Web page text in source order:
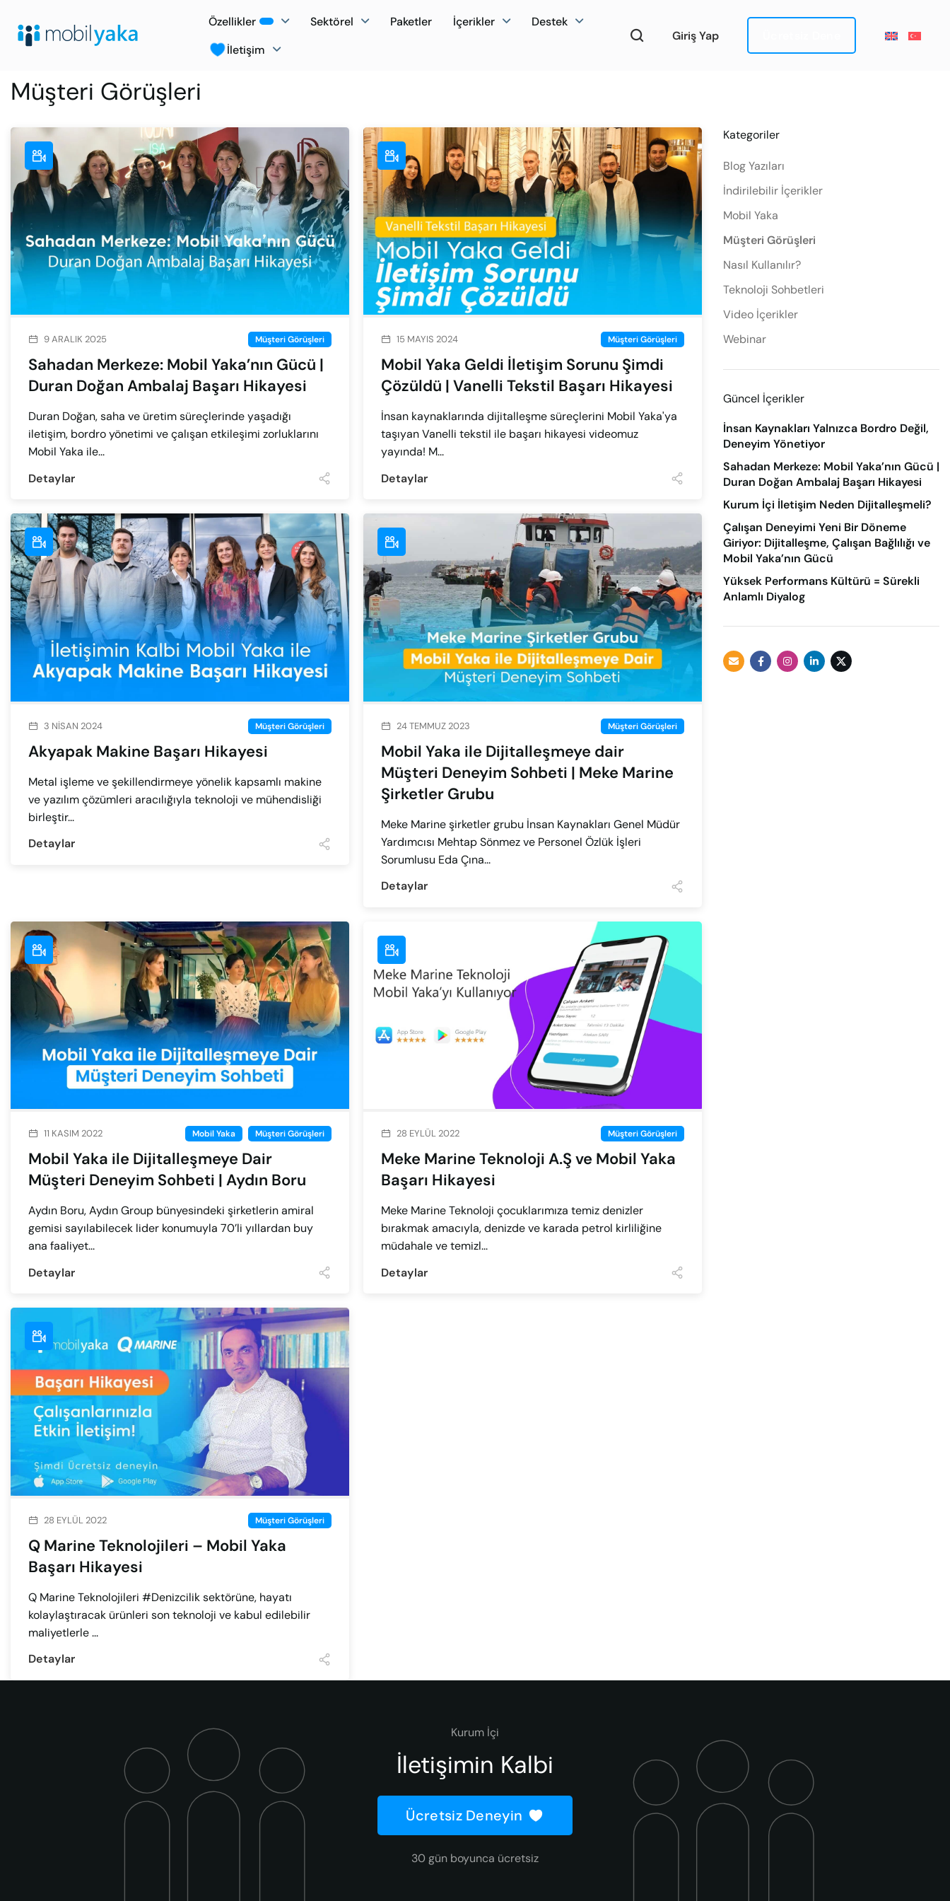
Özellikler Sektörel Paketler İçerikler
Destek
İletişim
Giriş Yap
Müşteri Görüşleri
9 ARALIK 2025 Müşteri Görüşleri
Sahadan Merkeze: Mobil Yaka’nın Gücü |
Duran Doğan Ambalaj Başarı Hikayesi
Duran Doğan, saha ve üretim süreçlerinde yaşadığı
iletişim, bordro yönetimi ve çalışan etkileşimi zorluklarını
Mobil Yaka ile...
Detaylar
15 MAYIS 2024 Müşteri Görüşleri
Mobil Yaka Geldi İletişim Sorunu Şimdi
Çözüldü | Vanelli Tekstil Başarı Hikayesi
İnsan kaynaklarında dijitalleşme süreçlerini Mobil Yaka'ya
taşıyan Vanelli tekstil ile başarı hikayesi videomuz
yayında! M...
Detaylar
3 NISAN 2024 Müşteri Görüşleri
Akyapak Makine Başarı Hikayesi
Metal işleme ve şekillendirmeye yönelik kapsamlı makine
ve yazılım çözümleri aracılığıyla teknoloji ve mühendisliği
birleştir...
Detaylar
24 TEMMUZ 2023 Müşteri Görüşleri
Mobil Yaka ile Dijitalleşmeye dair
Müşteri Deneyim Sohbeti | Meke Marine
Şirketler Grubu
Meke Marine şirketler grubu İnsan Kaynakları Genel Müdür
Yardımcısı Mehtap Sönmez ve Personel Özlük İşleri
Sorumlusu Eda Çına...
Detaylar
11 KASIM 2022 Mobil Yaka Müşteri Görüşleri
Mobil Yaka ile Dijitalleşmeye Dair
Müşteri Deneyim Sohbeti | Aydın Boru
Aydın Boru, Aydın Group bünyesindeki şirketlerin amiral
gemisi sayılabilecek lider konumuyla 70’li yıllardan buy
ana faaliyet...
Detaylar
28 EYLÜL 2022 Müşteri Görüşleri
Meke Marine Teknoloji A.Ş ve Mobil Yaka
Başarı Hikayesi
Meke Marine Teknoloji çocuklarımıza temiz denizler
bırakmak amacıyla, denizde ve karada petrol kirliliğine
müdahale ve temizl...
Detaylar
28 EYLÜL 2022 Müşteri Görüşleri
Q Marine Teknolojileri – Mobil Yaka
Başarı Hikayesi
Q Marine Teknolojileri #Denizcilik sektörüne, hayatı
kolaylaştıracak ürünleri son teknoloji ve kabul edilebilir
maliyetlerle ...
Detaylar
Kategoriler
Blog Yazıları
İndirilebilir İçerikler
Mobil Yaka
Müşteri Görüşleri
Nasıl Kullanılır?
Teknoloji Sohbetleri
Video İçerikler
Webinar
Güncel İçerikler
İnsan Kaynakları Yalnızca Bordro Değil,
Deneyim Yönetiyor
Sahadan Merkeze: Mobil Yaka’nın Gücü |
Duran Doğan Ambalaj Başarı Hikayesi
Kurum İçi İletişim Neden Dijitalleşmeli?
Çalışan Deneyimi Yeni Bir Döneme
Giriyor: Dijitalleşme, Çalışan Bağlılığı ve
Mobil Yaka’nın Gücü
Yüksek Performans Kültürü = Sürekli
Anlamlı Diyalog
Kurum İçi
İletişimin Kalbi
Ücretsiz Deneyin
30 gün boyunca ücretsiz